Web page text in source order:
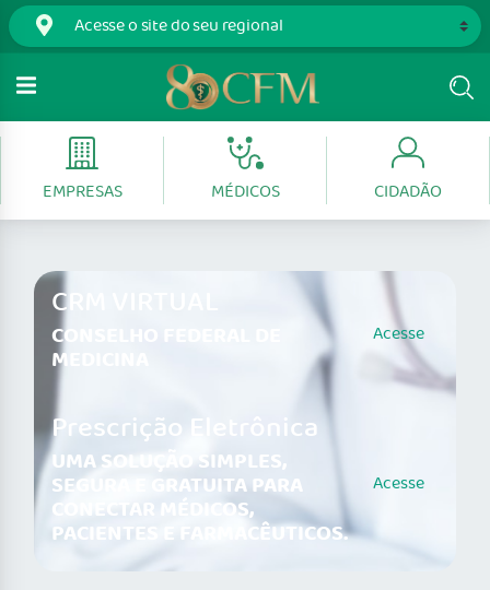
EMPRESAS MÉDICOS CIDADÃO
CRM VIRTUAL
CONSELHO FEDERAL DE
MEDICINA
Acesse
Prescrição Eletrônica
UMA SOLUÇÃO SIMPLES,
SEGURA E GRATUITA PARA
CONECTAR MÉDICOS,
PACIENTES E FARMACÊUTICOS.
Acesse